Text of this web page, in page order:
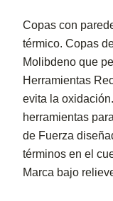
Copas con
térmico. Copas
Molibdeno que
Herramientas
evita la
herramientas
de Fuerza
términos en el
Marca bajo